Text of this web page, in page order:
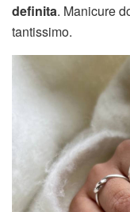
definita. Manicure
tantissimo.